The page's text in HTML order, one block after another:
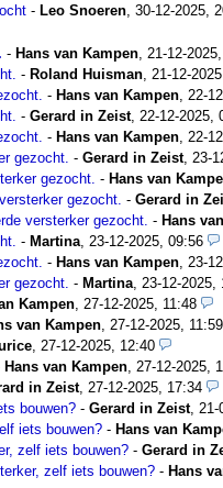
- Leo Snoeren, 30-12-2025,
- Hans van Kampen, 21-12-
- Roland Huisman, 21-12-
- Hans van Kampen, 22-
- Gerard in Zeist, 22-12-2025,
- Hans van Kampen, 22-
gezocht. - Gerard in Zeist, 23-
gezocht. - Hans van
gezocht. - Gerard in
versterker gezocht. - Hans
- Martina, 23-12-2025, 09:56
- Hans van Kampen, 23-
gezocht. - Martina, 23-12-2025,
Kampen, 27-12-2025, 11:48
van Kampen, 27-12-2025, 11:59
, 27-12-2025, 12:40
Hans van Kampen, 27-12-2025,
in Zeist, 27-12-2025, 17:34
bouwen? - Gerard in Zeist, 21-
iets bouwen? - Hans van
zelf iets bouwen? - Gerard in
zelf iets bouwen? - Hans